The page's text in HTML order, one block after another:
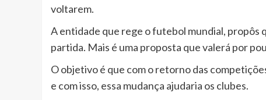
voltarem.
A entidade que rege o futebol mundial, propôs
partida. Mais é uma proposta que valerá por
O objetivo é que com o retorno das
e com isso, essa mudança ajudaria os clubes.